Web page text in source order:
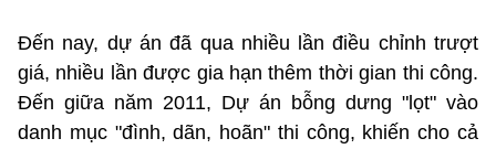
Đến nay, dự án đã qua nhiều lần điều chỉnh trượt
giá, nhiều lần được gia hạn thêm thời gian thi công.
Đến giữa năm 2011, Dự án bỗng dưng "lọt" vào
danh mục "đình, dãn, hoãn" thi công, khiến cho cả